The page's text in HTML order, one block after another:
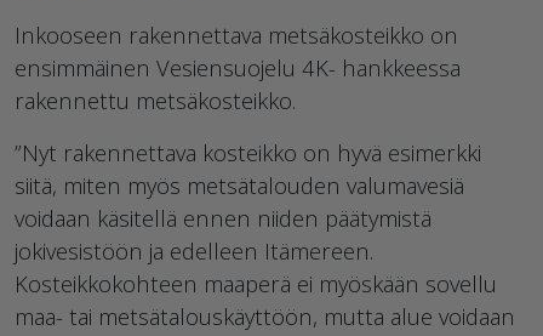
Inkooseen rakennettava metsäkosteikko on
ensimmäinen Vesiensuojelu 4K- hankkeessa
rakennettu metsäkosteikko.
”Nyt rakennettava kosteikko on hyvä esimerkki
siitä, miten myös metsätalouden valumavesiä
voidaan käsitellä ennen niiden päätymistä
jokivesistöön ja edelleen Itämereen.
Kosteikkokohteen maaperä ei myöskään sovellu
maa- tai metsätalouskäyttöön, mutta alue voidaan